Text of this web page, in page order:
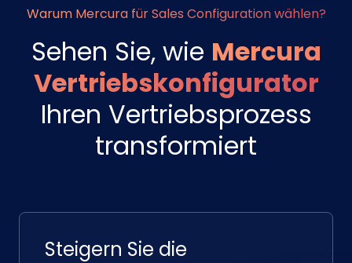
Warum Mercura für Sales Configuration wählen?
Sehen Sie, wie Mercura
Vertriebskonfigurator
Ihren Vertriebsprozess
transformiert
Steigern Sie die